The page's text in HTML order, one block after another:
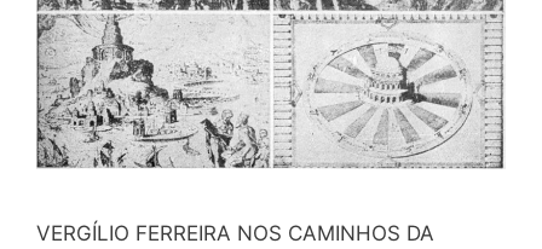
VERGÍLIO FERREIRA NOS CAMINHOS DA